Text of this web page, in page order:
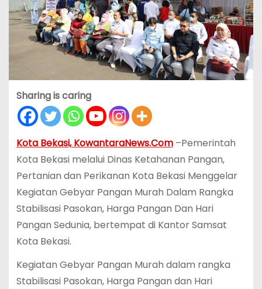
Sharing is caring
Kota Bekasi, KowantaraNews.Com–Pemerintah
Kota Bekasi melalui Dinas Ketahanan Pangan,
Pertanian dan Perikanan Kota Bekasi Menggelar
Kegiatan Gebyar Pangan Murah Dalam Rangka
Stabilisasi Pasokan, Harga Pangan Dan Hari
Pangan Sedunia, bertempat di Kantor Samsat
Kota Bekasi.
Kegiatan Gebyar Pangan Murah dalam rangka
Stabilisasi Pasokan, Harga Pangan dan Hari